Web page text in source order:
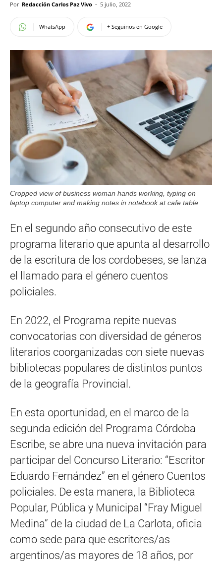
Por Redacción Carlos Paz Vivo - 5 julio, 2022
WhatsApp + Seguinos en Google
Cropped view of business woman hands working, typing on
laptop computer and making notes in notebook at cafe table
En el segundo año consecutivo de este
programa literario que apunta al desarrollo
de la escritura de los cordobeses, se lanza
el llamado para el género cuentos
policiales.
En 2022, el Programa repite nuevas
convocatorias con diversidad de géneros
literarios coorganizadas con siete nuevas
bibliotecas populares de distintos puntos
de la geografía Provincial.
En esta oportunidad, en el marco de la
segunda edición del Programa Córdoba
Escribe, se abre una nueva invitación para
participar del Concurso Literario: “Escritor
Eduardo Fernández” en el género Cuentos
policiales. De esta manera, la Biblioteca
Popular, Pública y Municipal “Fray Miguel
Medina” de la ciudad de La Carlota, oficia
como sede para que escritores/as
argentinos/as mayores de 18 años, por